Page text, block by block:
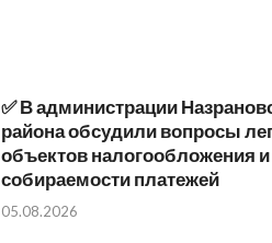
✅ В администрации
района обсудили вопросы
объектов налогообложения
собираемости платежей
05.08.2026